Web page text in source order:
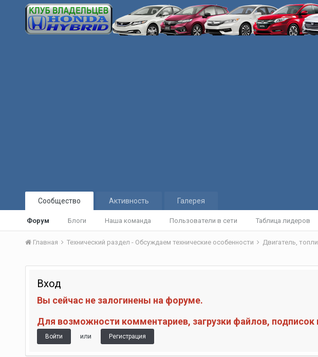
Сообщество
Форум Блоги Наша команда Пользователи в сети Таблица лидеров
Активность Галерея
Главная Технический раздел - Обсуждаем технические особенности Двигатель,
Вход
Вы сейчас не залогинены на форуме.
Для возможности комментариев, загрузки файлов,
Войти или Регистрация